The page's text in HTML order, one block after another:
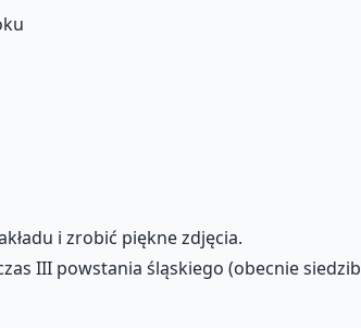
i zrobić piękne zdjęcia.
III powstania śląskiego (obecnie